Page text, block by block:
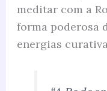
meditar com a
forma poderosa
energias